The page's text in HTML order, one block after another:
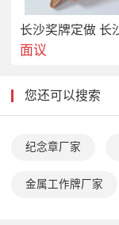
面议
您还可以搜索
纪念章厂家
金属工作牌厂家